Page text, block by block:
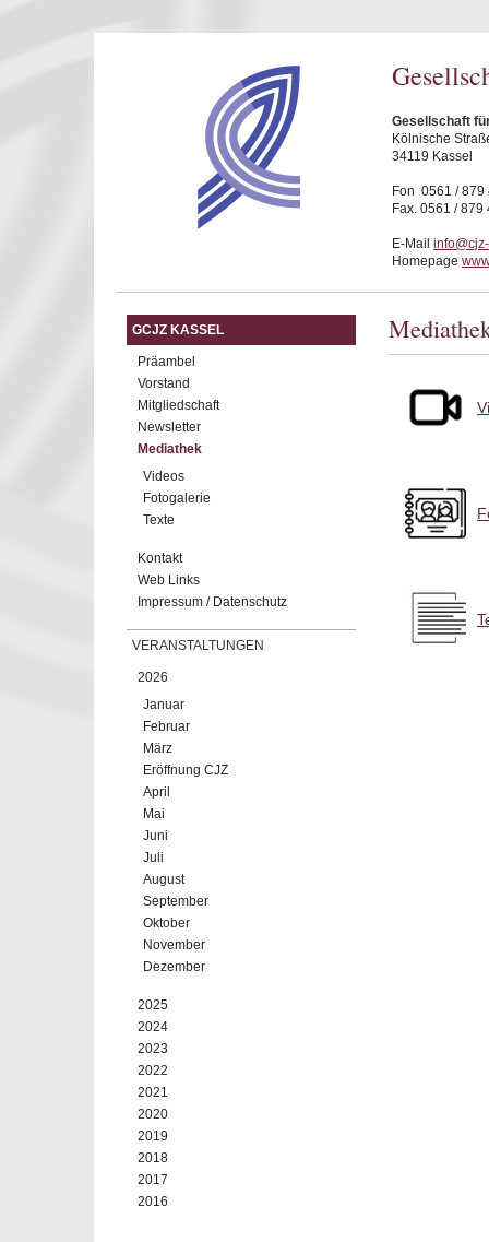
Gesellschaft
Kölnische
34119 Kassel
Fon 0561 / 879
Fax. 0561 / 879
E-Mail
Homepage
GCJZ KASSEL
Präambel
Vorstand
Mitgliedschaft
Newsletter
Mediathek
Videos
Fotogalerie
Texte
Kontakt
Web Links
Impressum / Datenschutz
VERANSTALTUNGEN
2026
Januar
Februar
März
Eröffnung CJZ
April
Mai
Juni
Juli
August
September
Oktober
November
Dezember
2025
2024
2023
2022
2021
2020
2019
2018
2017
2016